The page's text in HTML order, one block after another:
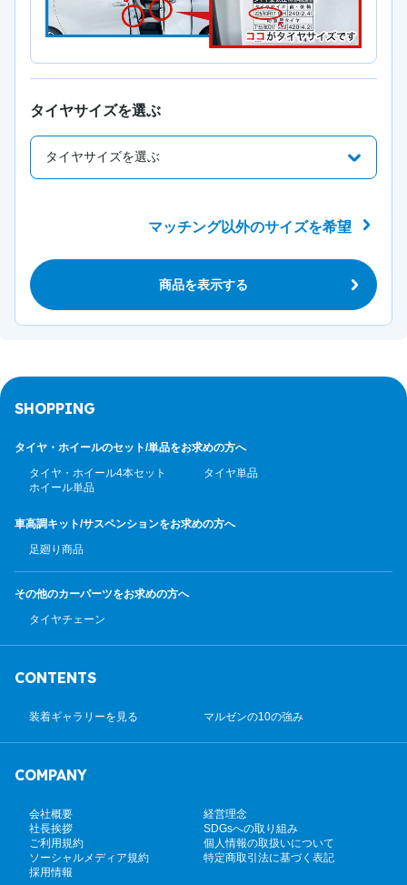
タイヤサイズを選ぶ
マッチング以外のサイズを希望
商品を表示する
SHOPPING
タイヤ・ホイールのセット/単品をお求めの方へ
タイヤ・ホイール4本セット
タイヤ単品
ホイール単品
車高調キット/サスペンションをお求めの方へ
足廻り商品
その他のカーパーツをお求めの方へ
タイヤチェーン
CONTENTS
装着ギャラリーを見る マルゼンの10の強み
COMPANY
会社概要
経営理念
社長挨拶
SDGsへの取り組み
ご利用規約
個人情報の取扱いについて
ソーシャルメディア規約
特定商取引法に基づく表記
採用情報